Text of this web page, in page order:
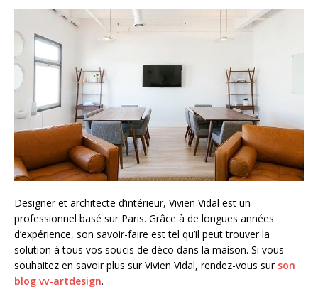
Designer et architecte d’intérieur, Vivien Vidal est un
professionnel basé sur Paris. Grâce à de longues années
d’expérience, son savoir-faire est tel qu’il peut trouver la
solution à tous vos soucis de déco dans la maison. Si vous
souhaitez en savoir plus sur Vivien Vidal, rendez-vous sur son
blog vv-artdesign.